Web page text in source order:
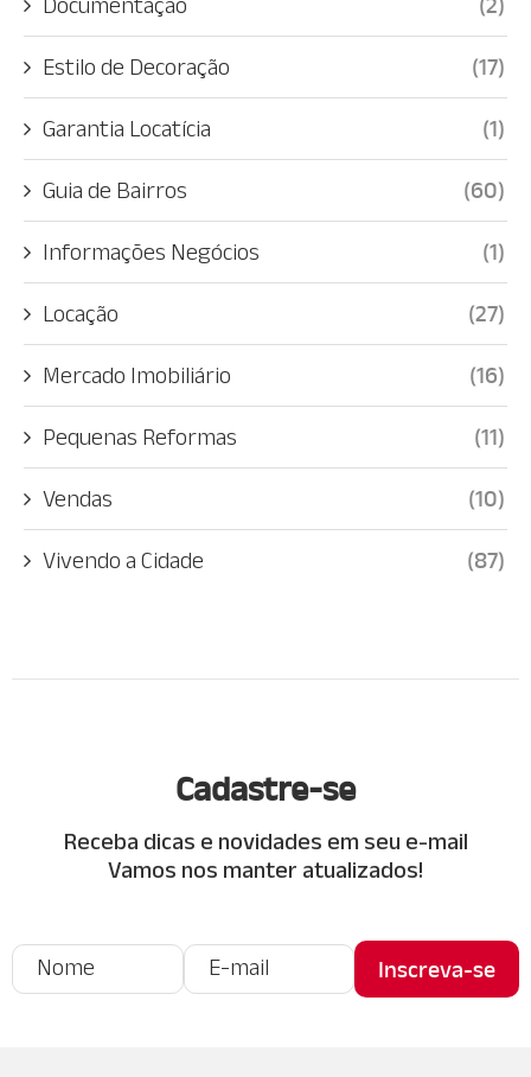
Estilo de Decoração (17)
Garantia Locatícia (1)
Guia de Bairros (60)
Informações Negócios (1)
Locação (27)
Mercado Imobiliário (16)
Pequenas Reformas (11)
Vendas (10)
Vivendo a Cidade (87)
Cadastre-se
Receba dicas e novidades em seu e-mail
Vamos nos manter atualizados!